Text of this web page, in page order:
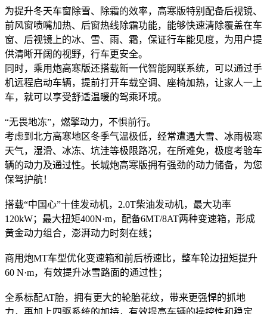
为提升冬天车窗除雪、除霜的效率，高寒版特别配备后视镜、
前风窗喷嘴加热、后窗热线除霜功能，能够快速清除覆盖在车
窗、后视镜上的冰、雪、雨、霜，保证行车能见度，为用户提
供清晰开阔的视野，行车更安全。
同时，乘用炮高寒版还搭载新一代智能网联系统，可以通过手
机远程启动车辆，提前打开车载空调、座椅加热，让家人一上
车，就可以享受舒适温暖的驾乘环境。
“无畏地冻”，燃擎动力，不惧前行。
考虑到北方高寒地区冬季气温极低，经常遭遇大雪、冰雨极寒
天气，湿滑、冰冻、坑洼等极限路况，在所难免，极度考验车
辆的动力及通过性。长城炮高寒版拥有强劲的动力储备，为您
保驾护航！
搭载“中国心”十佳发动机，2.0T柴油发动机，最大功率
120kW；最大扭矩400N·m，配备6MT/8AT两种变速箱，形成
黄金动力组合，澎湃动力时刻在线；
商用炮MT车型优化变速箱和前后桥速比，整车轮边扭矩提升
60 N·m，有效提升冰雪路面的通过性；
全系标配AT胎，拥有更大的轮胎花纹，带来更强悍的抓地
力，再加上四驱系统的加持，有效提高车辆的操控性和稳定